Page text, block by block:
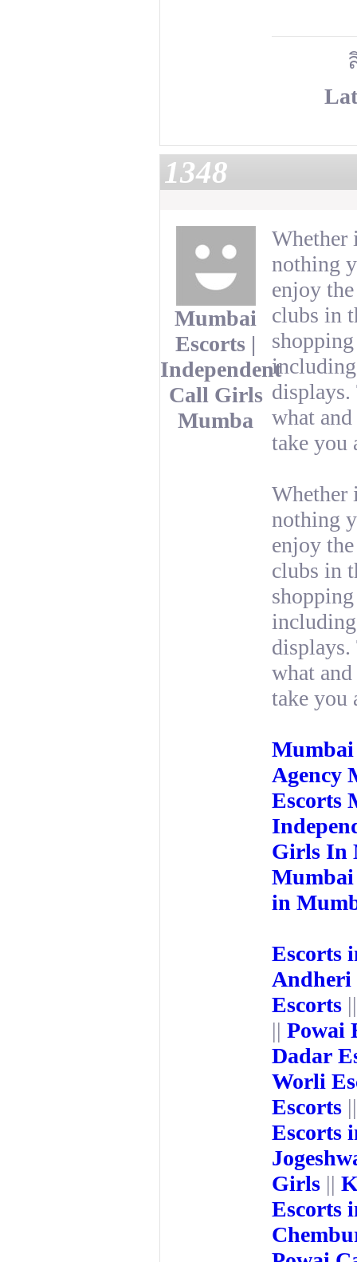
1348
Mumbai
Escorts |
Independent
Call Girls
Mumba
Whether
nothing
enjoy
clubs in
displays.
what
take you
Whether
nothing
enjoy
clubs in
displays.
what
take you
Agency
Escorts
Girls In
Mumbai
in
Escorts
Andheri
Escorts
|| Powai
Dadar
Worli
Escorts
Escorts
Girls ||
Escorts